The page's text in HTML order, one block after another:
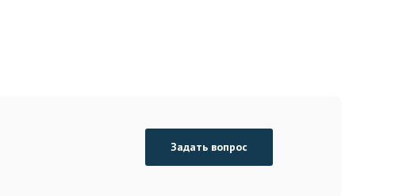
Задать вопрос